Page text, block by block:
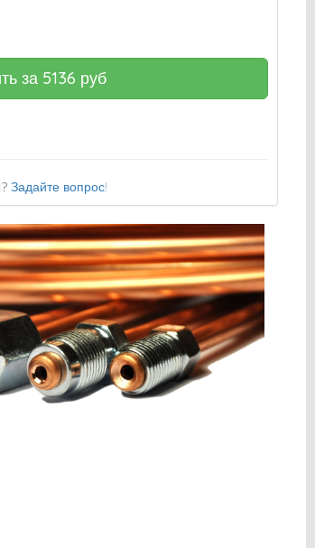
за 5136 руб
Задайте вопрос!